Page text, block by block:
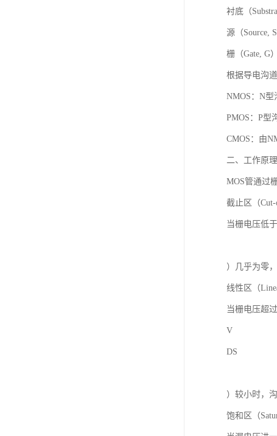
衬底（
源（Source,
栅（Gate, G
根据导电沟
NMOS：N型
PMOS：P型
CMOS：由
二、工作原理
MOS管通过
截止区（Cut-
当栅电压低
）几乎为零
线性区（
当栅电压超
V
DS
）较小时，
饱和区（